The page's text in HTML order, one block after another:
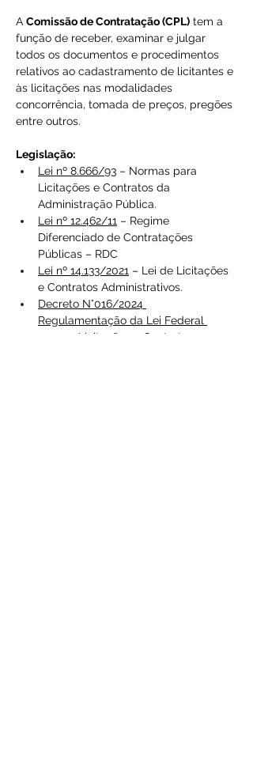
A Comissão de Contratação (CPL) tem a
função de receber, examinar e julgar
todos os documentos e procedimentos
relativos ao cadastramento de licitantes e
às licitações nas modalidades
concorrência, tomada de preços, pregões
entre outros.
Legislação:
Lei nº 8.666/93 – Normas para
Licitações e Contratos da
Administração Pública.
Lei nº 12.462/11 – Regime
Diferenciado de Contratações
Públicas – RDC
Lei nº 14.133/2021 – Lei de Licitações
e Contratos Administrativos.
Decreto N°016/2024
Regulamentação da Lei Federal
14.133 - Licitações e Contratos